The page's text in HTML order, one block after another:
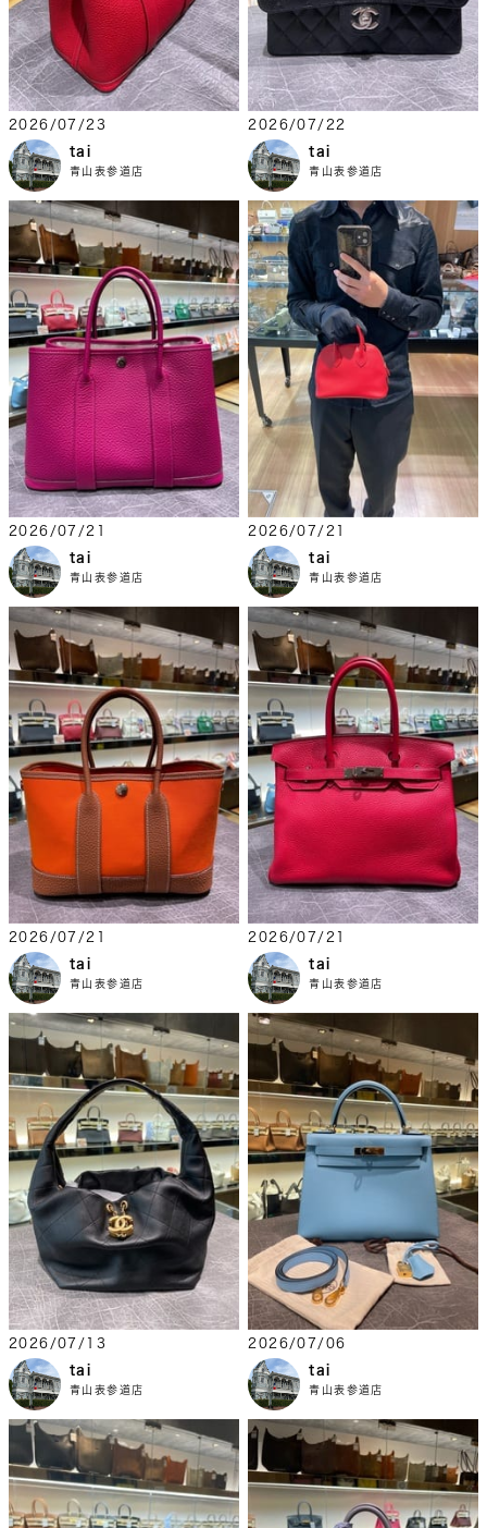
2026/07/23
tai
青山表参道店
2026/07/22
tai
青山表参道店
2026/07/21
tai
青山表参道店
2026/07/21
tai
青山表参道店
2026/07/21
tai
青山表参道店
2026/07/21
tai
青山表参道店
2026/07/13
tai
青山表参道店
2026/07/06
tai
青山表参道店